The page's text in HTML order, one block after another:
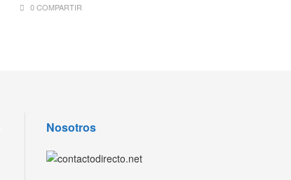
0 COMPARTIR
Nosotros